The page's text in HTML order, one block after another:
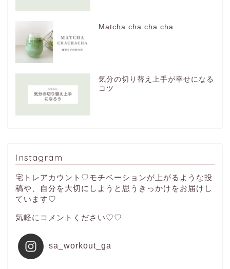
Matcha cha cha cha
気分の切り替え上手が幸せになる
コツ
Instagram
宅トレアカウント♡モチベーションが上がるような投
稿や、自分を大切にしようと思うきっかけをお届けし
ています♡
気軽にコメントください♡♡
sa_workout_ga